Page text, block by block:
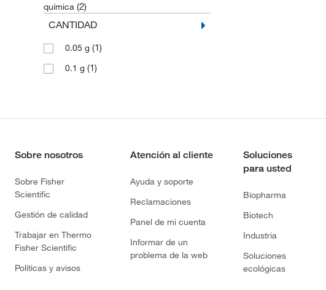
química (2)
CANTIDAD
0.05 g (1)
0.1 g (1)
Sobre nosotros
Sobre Fisher
Scientific
Gestión de calidad
Trabajar en Thermo
Fisher Scientific
Políticas y avisos
Atención al cliente
Ayuda y soporte
Reclamaciones
Panel de mi cuenta
Informar de un
problema de la web
Soluciones
para usted
Biopharma
Biotech
Industria
Soluciones
ecológicas